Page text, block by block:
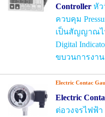
Controller หัว
ควบคุม
เป็นสัญญาณไ
Digital
ขบวนการงาน
Electric Contac
Electric
ต่อวงจรไฟฟ้